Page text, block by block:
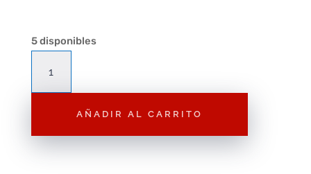
5 disponibles
Playmobil
Alfombra
AÑADIR AL CARRITO